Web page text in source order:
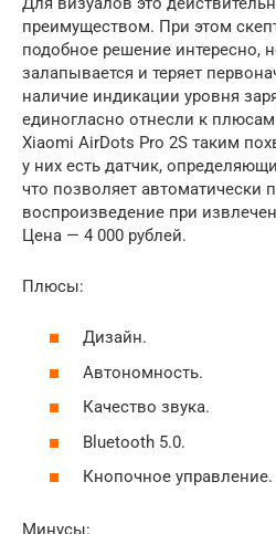
преимуществом. При этом
подобное решение интересно,
залапывается и теряет
наличие индикации уровня
единогласно отнесли к
Xiaomi AirDots Pro 2S таким
у них есть датчик,
что позволяет автоматически
воспроизведение при
Цена — 4 000 рублей.
Плюсы:
Дизайн.
Автономность.
Качество звука.
Bluetooth 5.0.
Кнопочное управление.
Минусы: